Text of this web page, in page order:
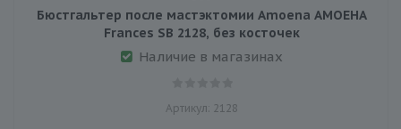
Бюстгальтер после мастэктомии Amoena АМОЕНА
Frances SB 2128, без косточек
Наличие в магазинах
Артикул: 2128